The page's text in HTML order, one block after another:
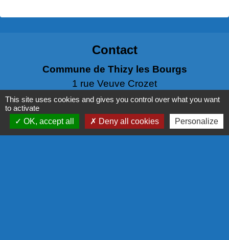
Contact
Commune de Thizy les Bourgs
1 rue Veuve Crozet
69240 Thizy les Bourgs - FRANCE
+33 4 74 64 65 90
Contact par formulaire
This site uses cookies and gives you control over what you want
to activate
OK, accept all
Deny all cookies Personalize